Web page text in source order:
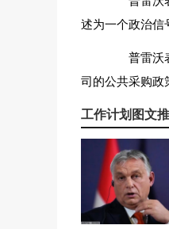
述为一个政治信
普雷沃表
司的公共采购政
工作计划图文